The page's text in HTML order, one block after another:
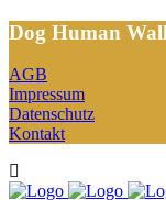
Dog Human
AGB
Impressum
Datenschutz
Kontakt